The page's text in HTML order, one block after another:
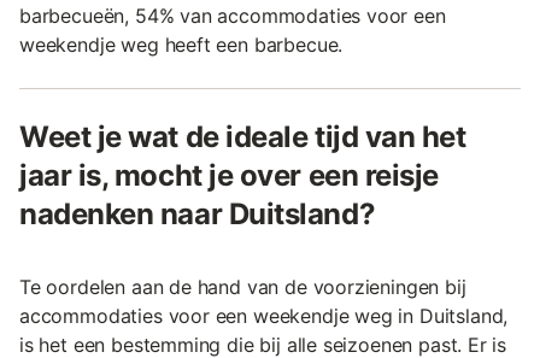
barbecueën, 54% van accommodaties voor een
weekendje weg heeft een barbecue.
Weet je wat de ideale tijd van het
jaar is, mocht je over een reisje
nadenken naar Duitsland?
Te oordelen aan de hand van de voorzieningen bij
accommodaties voor een weekendje weg in Duitsland,
is het een bestemming die bij alle seizoenen past. Er is